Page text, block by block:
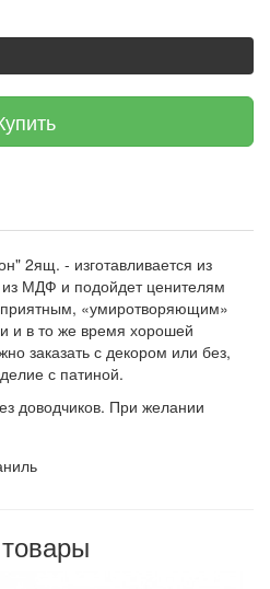
2ящ. - изготавливается из
МДФ и подойдет ценителям
«умиротворяющим»
и в то же время хорошей
заказать с декором или без,
с патиной.
доводчиков. При желании